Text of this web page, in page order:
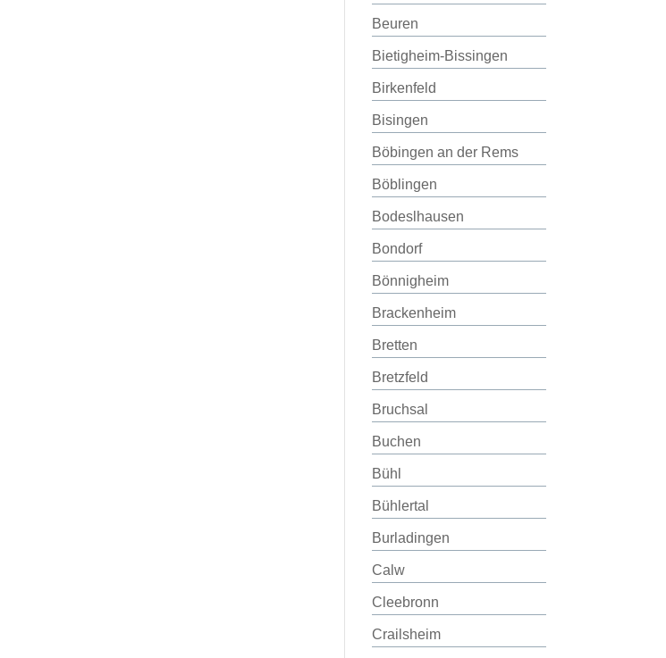
Beuren
Bietigheim-Bissingen
Birkenfeld
Bisingen
Böbingen an der Rems
Böblingen
Bodeslhausen
Bondorf
Bönnigheim
Brackenheim
Bretten
Bretzfeld
Bruchsal
Buchen
Bühl
Bühlertal
Burladingen
Calw
Cleebronn
Crailsheim